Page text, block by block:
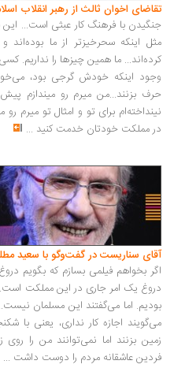
اخوان ثالث از رهبر انقلاب اسلامی
با فرهنگ کار عبثی است... این برادران
اینکه سحرخیزتر از ما بوده‌اند و
ما همین چیزها را نداریم. کسی نداریم
اینکه خودش گرجی بود، می‌خواست
بزنند...من میرم رو میندازم پیش آقای
برای تو و امثال تو میرم رو
مملکت خودتان خدمت کنید...
سناریست در گفت‌وگو با سعید مطلبی
بخواهم فیلمی بسازم که بگویم دروغ چیز
یک امر جاری در این مملکت است. قبحش
اما می‌گفتند این مسلمان نیست...
اجازه کار نداری، یعنی با شکنجه او
بزنند اما نمی‌توانند من را روی زمین
عاشقانه مردم را دوست داشت ...